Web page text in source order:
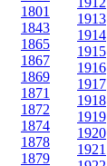
1801
1843
1865
1867
1869
1871
1872
1874
1878
1879
1913
1914
1915
1916
1917
1918
1919
1920
1921